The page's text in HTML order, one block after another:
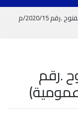
طلب عروض مفتوح مفتوح .رقم 2020/15/م
.رقم